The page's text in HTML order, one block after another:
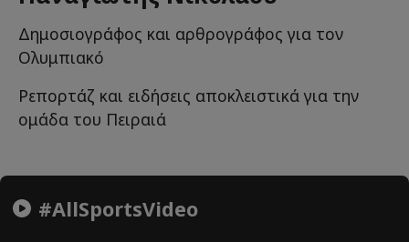
Δημοσιογράφος και αρθρογράφος για τον
Ολυμπιακό
Ρεπορτάζ και ειδήσεις αποκλειστικά για την
ομάδα του Πειραιά
#AllSportsVideo